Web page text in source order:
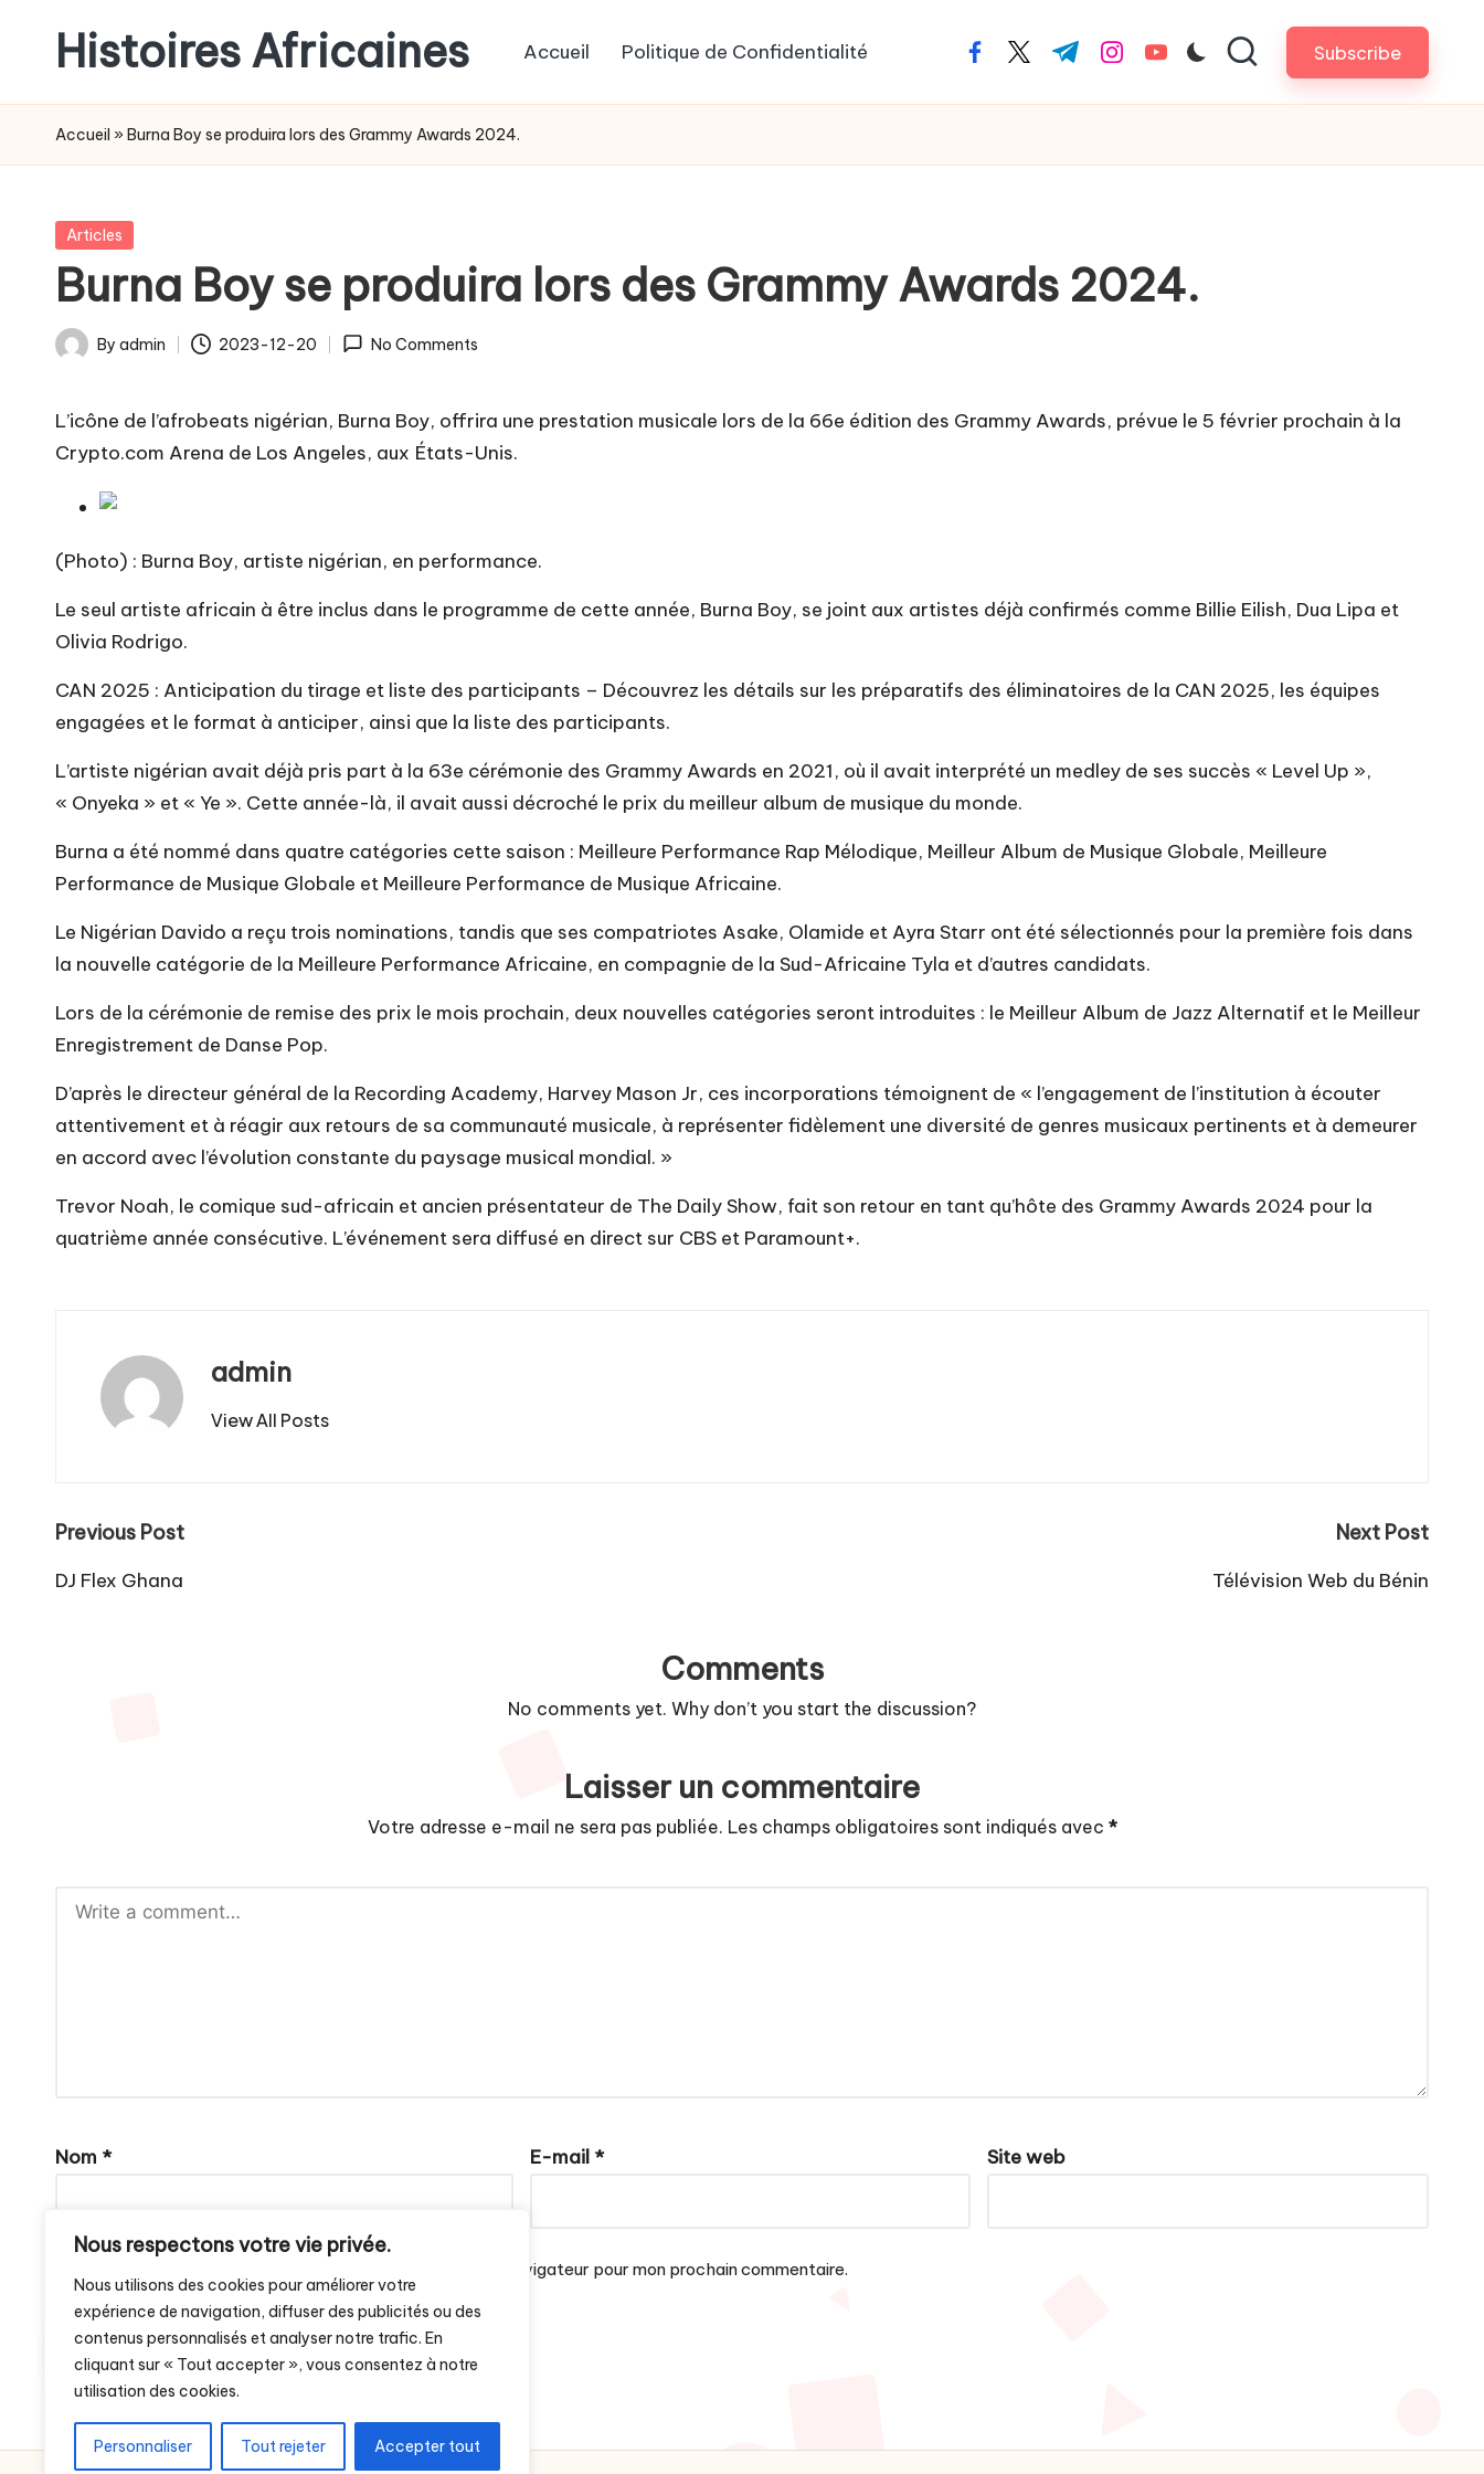
Nous respectons votre vie privée.
Nous utilisons des cookies pour améliorer votre
expérience de navigation, diffuser des publicités ou des
contenus personnalisés et analyser notre trafic. En
cliquant sur « Tout accepter », vous consentez à notre
utilisation des cookies.
Personnaliser Tout rejeter Accepter tout
Histoires Africaines Accueil Politique de Confidentialité facebook.com
twitter.com
t.me instagram.com
youtube.com Subscribe
Accueil » Burna Boy se produira lors des Grammy Awards 2024.
Posted
Articles
Burna Boy se produira lors des Grammy Awards 2024.
Posted
By admin 2023-12-20 No Comments
L’icône de l’afrobeats nigérian, Burna Boy, offrira une prestation musicale lors de la 66e édition des Grammy Awards, prévue le 5 février prochain à la
Crypto.com Arena de Los Angeles, aux États-Unis.
(Photo) : Burna Boy, artiste nigérian, en performance.
Le seul artiste africain à être inclus dans le programme de cette année, Burna Boy, se joint aux artistes déjà confirmés comme Billie Eilish, Dua Lipa et
Olivia Rodrigo.
CAN 2025 : Anticipation du tirage et liste des participants – Découvrez les détails sur les préparatifs des éliminatoires de la CAN 2025, les équipes
engagées et le format à anticiper, ainsi que la liste des participants.
L’artiste nigérian avait déjà pris part à la 63e cérémonie des Grammy Awards en 2021, où il avait interprété un medley de ses succès « Level Up »,
« Onyeka » et « Ye ». Cette année-là, il avait aussi décroché le prix du meilleur album de musique du monde.
Burna a été nommé dans quatre catégories cette saison : Meilleure Performance Rap Mélodique, Meilleur Album de Musique Globale, Meilleure
Performance de Musique Globale et Meilleure Performance de Musique Africaine.
Le Nigérian Davido a reçu trois nominations, tandis que ses compatriotes Asake, Olamide et Ayra Starr ont été sélectionnés pour la première fois dans
la nouvelle catégorie de la Meilleure Performance Africaine, en compagnie de la Sud-Africaine Tyla et d’autres candidats.
Lors de la cérémonie de remise des prix le mois prochain, deux nouvelles catégories seront introduites : le Meilleur Album de Jazz Alternatif et le Meilleur
Enregistrement de Danse Pop.
D’après le directeur général de la Recording Academy, Harvey Mason Jr, ces incorporations témoignent de « l’engagement de l’institution à écouter
attentivement et à réagir aux retours de sa communauté musicale, à représenter fidèlement une diversité de genres musicaux pertinents et à demeurer
en accord avec l’évolution constante du paysage musical mondial. »
Trevor Noah, le comique sud-africain et ancien présentateur de The Daily Show, fait son retour en tant qu’hôte des Grammy Awards 2024 pour la
quatrième année consécutive. L’événement sera diffusé en direct sur CBS et Paramount+.
admin
View All Posts
Post
navigation
Previous Post
DJ Flex Ghana
Next Post
Télévision Web du Bénin
Comments
No comments yet. Why don’t you start the discussion?
Laisser un commentaire
Votre adresse e-mail ne sera pas publiée. Les champs obligatoires sont indiqués avec *
Nom * E-mail * Site web
Enregistrer mon nom, mon e-mail et mon site dans le navigateur pour mon prochain commentaire.